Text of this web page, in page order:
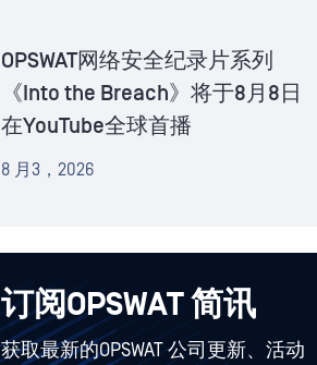
OPSWAT网络安全纪录片系列
《Into the Breach》将于8月8日
在YouTube全球首播
8 月3，2026
订阅OPSWAT 简讯
获取最新的OPSWAT 公司更新、活动